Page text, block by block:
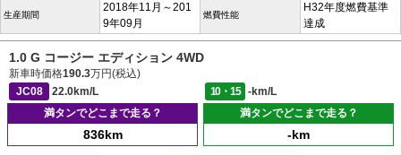
生産期間
2018年11月～201
9年09月
燃費性能
H32年度燃費基準
達成
1.0 G コージー エディション 4WD
新車時価格190.3万円(税込)
JC08
22.0km/L 10・15
-km/L
満タンでどこまで走る？
836km
満タンでどこまで走る？
-km